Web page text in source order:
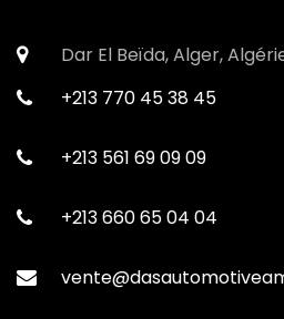
Dar El Beïda, Alger,
+213 770 45 38 45
+213 561 69 09 09
+213 660 65 04 04